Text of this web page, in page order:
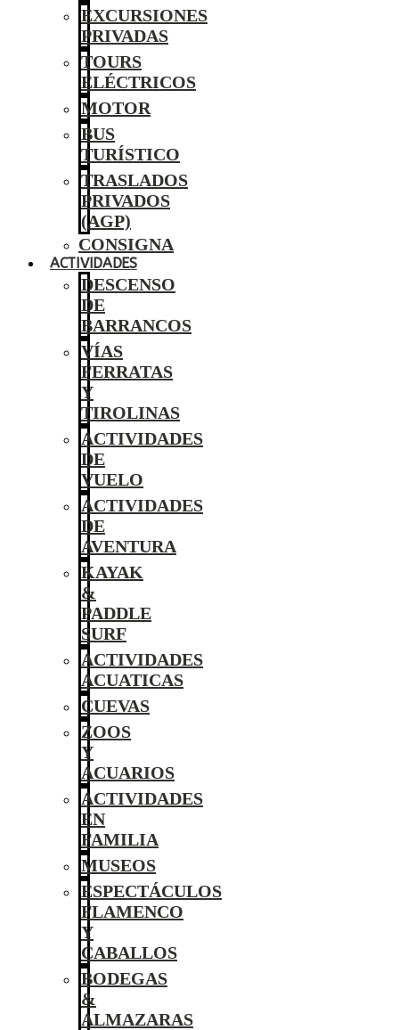
EXCURSIONES
PRIVADAS
TOURS
ELÉCTRICOS
MOTOR
BUS
TURÍSTICO
TRASLADOS
PRIVADOS
(AGP)
CONSIGNA
ACTIVIDADES
DESCENSO
DE
BARRANCOS
VÍAS
FERRATAS
Y
TIROLINAS
ACTIVIDADES
DE
VUELO
ACTIVIDADES
DE
AVENTURA
KAYAK
&
PADDLE
SURF
ACTIVIDADES
ACUATICAS
CUEVAS
ZOOS
Y
ACUARIOS
ACTIVIDADES
EN
FAMILIA
MUSEOS
ESPECTÁCULOS
FLAMENCO
Y
CABALLOS
BODEGAS
&
ALMAZARAS